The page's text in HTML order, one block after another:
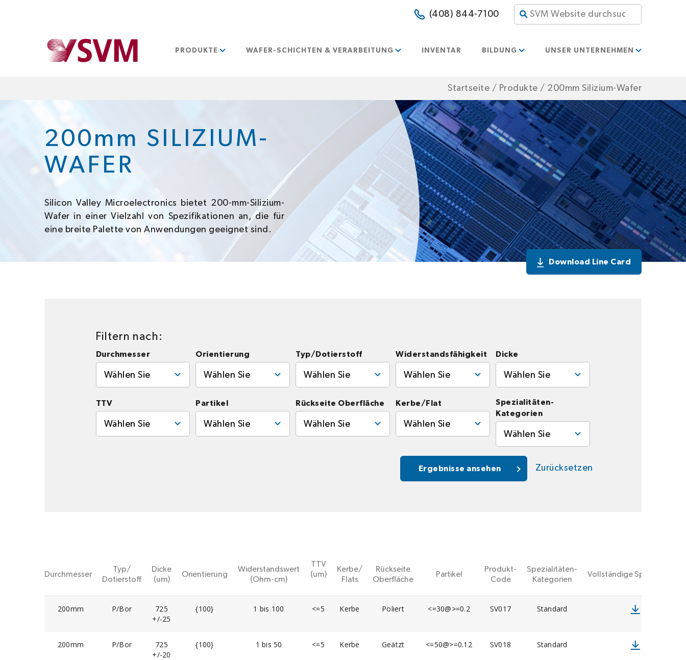
(408) 844-7100
PRODUKTE WAFER-SCHICHTEN & VERARBEITUNG INVENTAR BILDUNG UNSER UNTERNEHMEN
Startseite / Produkte / 200mm Silizium-Wafer
200mm SILIZIUM-
WAFER
Silicon Valley Microelectronics bietet 200-mm-Silizium-
Wafer in einer Vielzahl von Spezifikationen an, die für
eine breite Palette von Anwendungen geeignet sind.
Download Line Card
Filtern nach:
Durchmesser
Wählen Sie
Orientierung
Wählen Sie
Typ/Dotierstoff
Wählen Sie
Widerstandsfähigkeit
Wählen Sie
Dicke
Wählen Sie
TTV
Wählen Sie
Partikel
Wählen Sie
Rückseite Oberfläche
Wählen Sie
Kerbe/Flat
Wählen Sie
Spezialitäten-
Kategorien
Wählen Sie
Ergebnisse ansehen Zurücksetzen
Durchmesser
Typ/
Dotierstoff
Dicke
(um)
Orientierung
Widerstandswert
(Ohm-cm)
TTV
(um)
Kerbe/
Flats
Rückseite
Oberfläche
Partikel
Produkt-
Code
Spezialitäten-
Kategorien
Vollständige Spezifikation
200mm P/Bor
725
+/-25
{100} 1 bis 100 <=5 Kerbe Poliert <=30@>=0.2 SV017 Standard
200mm P/Bor
725
+/-20
{100} 1 bis 50 <=5 Kerbe Geätzt <=50@>=0.12 SV018 Standard